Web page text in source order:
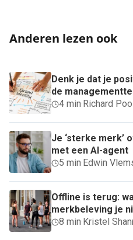
Anderen lezen ook
Denk je dat je
de
4 min· Richard
Je ‘sterke merk’
met een AI-agent
5 min· Edwin
Offline is terug:
merkbeleving je
8 min· Kristel